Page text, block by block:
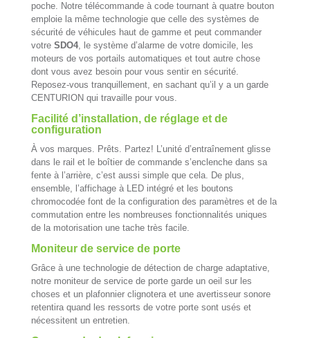
poche. Notre télécommande à code tournant à quatre bouton
emploie la même technologie que celle des systèmes de
sécurité de véhicules haut de gamme et peut commander
votre SDO4, le système d’alarme de votre domicile, les
moteurs de vos portails automatiques et tout autre chose
dont vous avez besoin pour vous sentir en sécurité.
Reposez-vous tranquillement, en sachant qu’il y a un garde
CENTURION qui travaille pour vous.
Facilité d’installation, de réglage et de
configuration
À vos marques. Prêts. Partez! L’unité d’entraînement glisse
dans le rail et le boîtier de commande s’enclenche dans sa
fente à l’arrière, c’est aussi simple que cela. De plus,
ensemble, l’affichage à LED intégré et les boutons
chromocodée font de la configuration des paramètres et de la
commutation entre les nombreuses fonctionnalités uniques
de la motorisation une tache très facile.
Moniteur de service de porte
Grâce à une technologie de détection de charge adaptative,
notre moniteur de service de porte garde un oeil sur les
choses et un plafonnier clignotera et une avertisseur sonore
retentira quand les ressorts de votre porte sont usés et
nécessitent un entretien.